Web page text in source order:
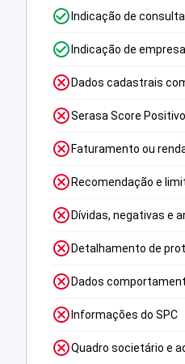
Indicação de
Indicação de
Dados cadastrais
Serasa Score Positivo
Faturamento ou
Recomendação e
Dívidas, negativas e
Detalhamento de
Dados
Informações do SPC
Quadro societário e